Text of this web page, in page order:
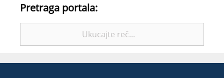
Pretraga portala: